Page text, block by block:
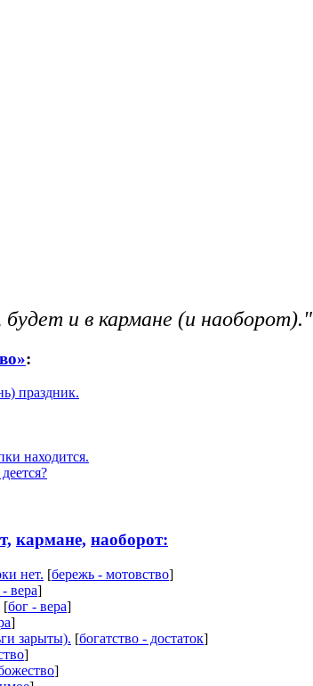
будет и в кармане (и наоборот)."
:
праздник.
находится.
кармане, наоборот:
нет. [бережь - мотовство]
вера]
[бог - вера]
]
зарыты). [богатство - достаток]
]
]